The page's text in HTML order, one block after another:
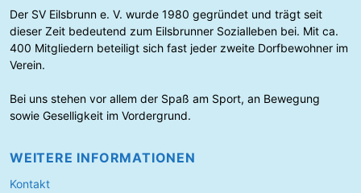
c
h
K
a
e
g
r
e
v
Der SV Eilsbrunn e. V. wurde 1980 gegründet und trägt seit
dieser Zeit bedeutend zum Eilsbrunner Sozialleben bei. Mit ca.
400 Mitgliedern beteiligt sich fast jeder zweite Dorfbewohner im
Verein.
Bei uns stehen vor allem der Spaß am Sport, an Bewegung
sowie Geselligkeit im Vordergrund.
WEITERE INFORMATIONEN
Kontakt